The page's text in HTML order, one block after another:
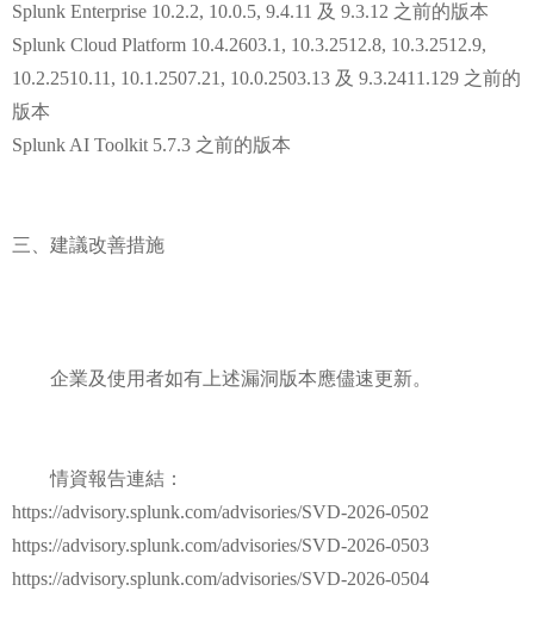
Splunk Enterprise 10.2.2, 10.0.5, 9.4.11 及 9.3.12 之前的版本
Splunk Cloud Platform 10.4.2603.1, 10.3.2512.8, 10.3.2512.9,
10.2.2510.11, 10.1.2507.21, 10.0.2503.13 及 9.3.2411.129 之前的
版本
Splunk AI Toolkit 5.7.3 之前的版本
三、建議改善措施
企業及使用者如有上述漏洞版本應儘速更新。
情資報告連結：
https://advisory.splunk.com/advisories/SVD-2026-0502
https://advisory.splunk.com/advisories/SVD-2026-0503
https://advisory.splunk.com/advisories/SVD-2026-0504